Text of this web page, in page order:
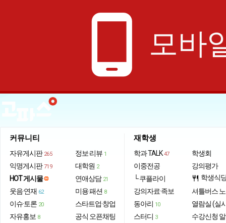
phone_android 모바
커뮤니티
자유게시판 265
익명게시판 719
HOT 게시물
웃음·연재 62
이슈·토론 20
자유홍보 8
정보·리뷰 1
대학원 2
연애상담 21
미용·패션 8
스타트업·창업
공식 오픈채팅
재학생
학과 TALK 47
이중전공
└ 쿠플라이
강의자료·족보
동아리 10
스터디 3
학생회
강의평가
restaurant 학생식
셔틀버스
열람실 (실
수강신청